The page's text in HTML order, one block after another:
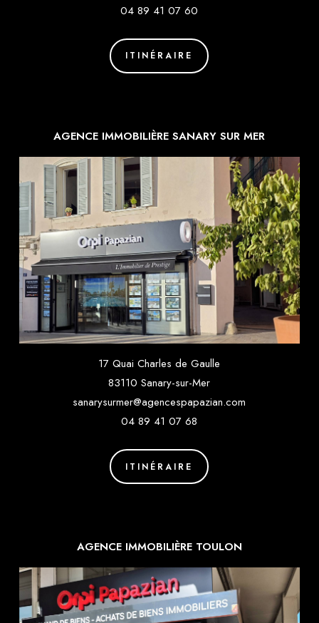
04 89 41 07 60
ITINÉRAIRE
AGENCE IMMOBILIÈRE SANARY SUR MER
17 Quai Charles de Gaulle
83110 Sanary-sur-Mer
sanarysurmer@agencespapazian.com
04 89 41 07 68
ITINÉRAIRE
AGENCE IMMOBILIÈRE TOULON